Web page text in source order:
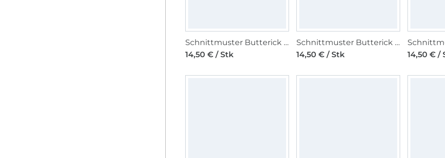
Schnittmuster Butterick Damen Weste & Hose 7027 Gr. 34 - 42
14,50 € / Stk
Schnittmuster Butterick Damen Weste & Hose 7027 Gr. 44 - 52
14,50 € / Stk
14,50 € /